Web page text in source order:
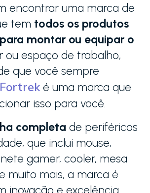
encontrar uma marca de
tem todos os produtos
montar ou equipar o
ou espaço de trabalho,
que você sempre
Fortreké uma marca que
isso para você.
completa de periféricos
que inclui mouse,
gamer, cooler, mesa
muito mais, a marca é
inovação e excelência.